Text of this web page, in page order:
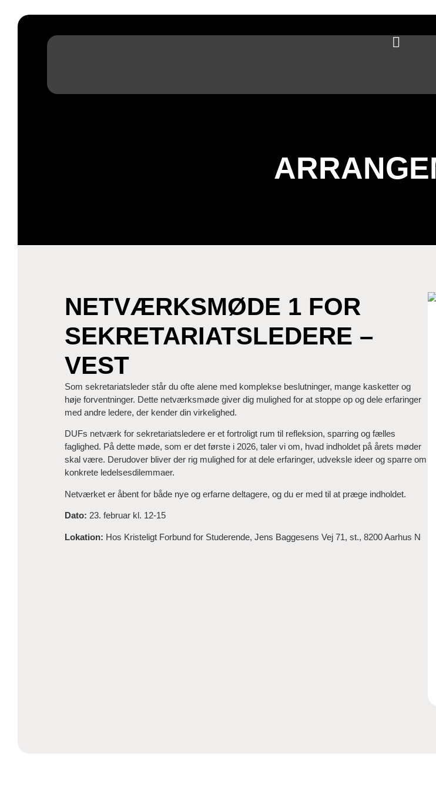
NETVÆRKSMØDE 1 FOR
SEKRETARIATSLEDERE –
VEST
Som sekretariatsleder står du ofte alene med komplekse beslutninger, mange kasketter og
høje forventninger. Dette netværksmøde giver dig mulighed for at stoppe op og dele erfaringer
med andre ledere, der kender din virkelighed.
DUFs netværk for sekretariatsledere er et fortroligt rum til refleksion, sparring og fælles
faglighed. På dette møde, som er det første i 2026, taler vi om, hvad indholdet på årets møder
skal være. Derudover bliver der rig mulighed for at dele erfaringer, udveksle ideer og sparre om
konkrete ledelsesdilemmaer.
Netværket er åbent for både nye og erfarne deltagere, og du er med til at præge indholdet.
Dato: 23. februar kl. 12-15
Lokation: Hos Kristeligt Forbund for Studerende, Jens Baggesens Vej 71, st., 8200 Aarhus N